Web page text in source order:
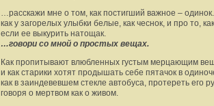
…расскажи мне о том, как постигший важное – одинок.
как у загорелых улыбки белые, как чеснок, и про то,
если ее выкурить натощак.
…говори со мной о простых вещах.
Как пропитывают влюбленных густым мерцающим
и как старики хотят продышать себе пятачок в
как в заиндевевшем стекле автобуса, протереть его
говоря о мертвом как о живом.